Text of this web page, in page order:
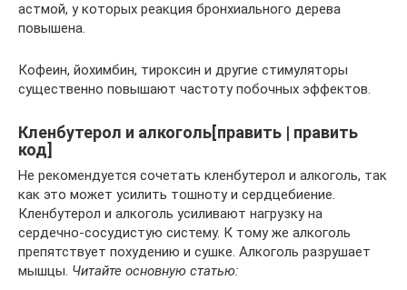
астмой, у которых реакция бронхиального дерева
повышена.
Кофеин, йохимбин, тироксин и другие стимуляторы
существенно повышают частоту побочных эффектов.
Кленбутерол и алкоголь[править | править
код]
Не рекомендуется сочетать кленбутерол и алкоголь, так
как это может усилить тошноту и сердцебиение.
Кленбутерол и алкоголь усиливают нагрузку на
сердечно-сосудистую систему. К тому же алкоголь
препятствует похудению и сушке. Алкоголь разрушает
мышцы. Читайте основную статью: